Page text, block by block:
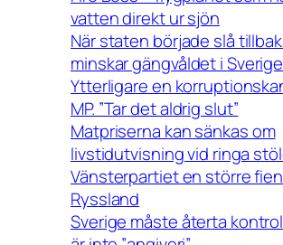
vatten direkt ur sjön
När staten började slå
minskar gängvåldet i Sverige
Ytterligare en
MP. ”Tar det aldrig slut”
Matpriserna kan sänkas om
livstidutvisning vid ringa
Vänsterpartiet en större
Ryssland
Sverige måste återta